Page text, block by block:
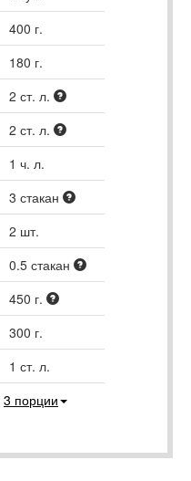
400 г.
180 г.
2 ст. л.
2 ст. л.
1 ч. л.
3 стакан
2 шт.
0.5 стакан
450 г.
300 г.
1 ст. л.
3 порции